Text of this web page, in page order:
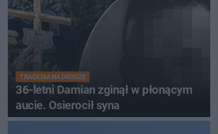
TRAGEDIA NA DRODZE
36-letni Damian zginął w płonącym
aucie. Osierocił syna